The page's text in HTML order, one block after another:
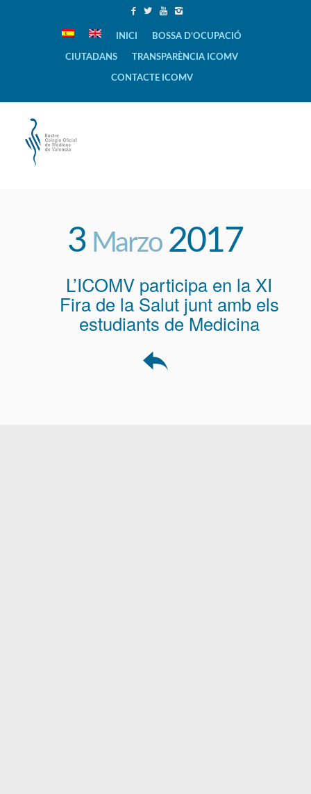
INICI BOSSA D’OCUPACIÓ
CIUTADANS TRANSPARÈNCIA ICOMV
CONTACTE ICOMV
3 Marzo 2017
L’ICOMV participa en la XI
Fira de la Salut junt amb els
estudiants de Medicina